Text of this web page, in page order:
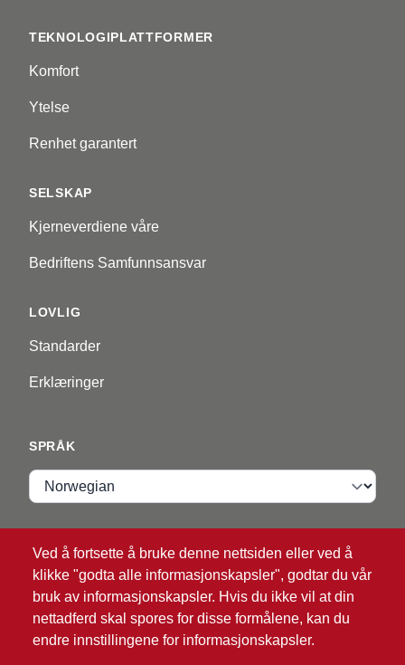
TEKNOLOGIPLATTFORMER
Komfort
Ytelse
Renhet garantert
SELSKAP
Kjerneverdiene våre
Bedriftens Samfunnsansvar
LOVLIG
Standarder
Erklæringer
Ved å fortsette å bruke denne nettsiden eller ved å
klikke "godta alle informasjonskapsler", godtar du vår
bruk av informasjonskapsler. Hvis du ikke vil at din
nettadferd skal spores for disse formålene, kan du
endre innstillingene for informasjonskapsler.
SPRÅK
Språk
Logg Inn